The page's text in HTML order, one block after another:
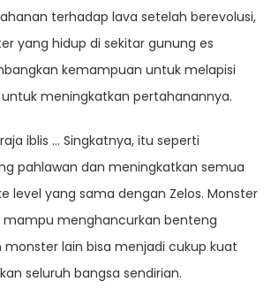
terhadap lava setelah berevolusi,
yang hidup di sekitar gunung es
kemampuan untuk melapisi
meningkatkan pertahanannya.
iblis … Singkatnya, itu seperti
pahlawan dan meningkatkan semua
level yang sama dengan Zelos. Monster
menghancurkan benteng
lain bisa menjadi cukup kuat
seluruh bangsa sendirian.